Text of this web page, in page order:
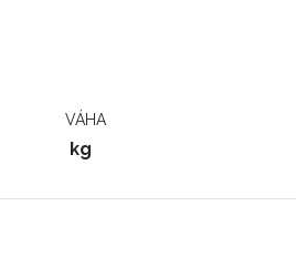
VÁHA
kg